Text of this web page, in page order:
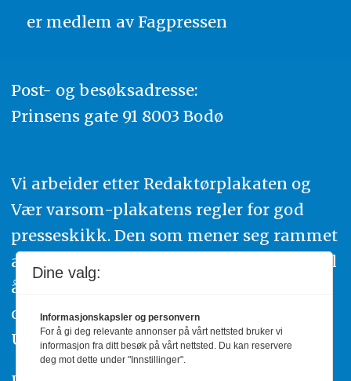
er medlem av Fagpressen
Post- og besøksadresse:
Prinsens gate 91 8003 Bodø
Vi arbeider etter Redaktørplakaten og
Vær varsom-plakatens regler for god
presseskikk. Den som mener seg rammet
av urettmessig publisering, oppfordres til
å ta kontakt med redaksjonen. Du kan
også klage inn saker til Pressens Faglige
Utvalg,www.pfu.no.
Dine valg:
Informasjonskapsler og personvern
For å gi deg relevante annonser på vårt nettsted bruker vi
informasjon fra ditt besøk på vårt nettsted. Du kan reservere
deg mot dette under "Innstillinger".